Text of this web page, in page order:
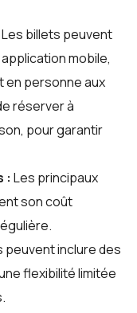
Les billets peuvent
mobile,
en personne aux
réserver à
pour garantir
: Les principaux
son coût
inclure des
flexibilité limitée